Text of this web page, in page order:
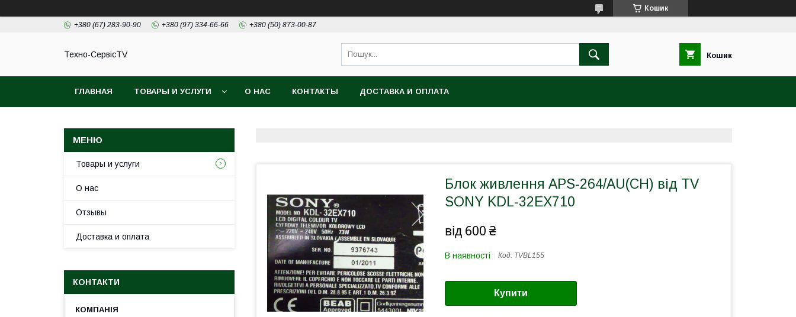
Кошик
+380 (67) 283-90-90 +380 (97) 334-66-66 +380 (50) 873-00-87
Техно-СервісTV Кошик
ГЛАВНАЯ ТОВАРЫ И УСЛУГИ О НАС КОНТАКТЫ ДОСТАВКА И ОПЛАТА
Блок живлення APS-264/AU(CH) від TV
SONY KDL-32EX710
від 600 ₴
В наявності Код: TVBL155
Купити
Товары и услуги
О нас
Отзывы
Доставка и оплата
КОНТАКТИ